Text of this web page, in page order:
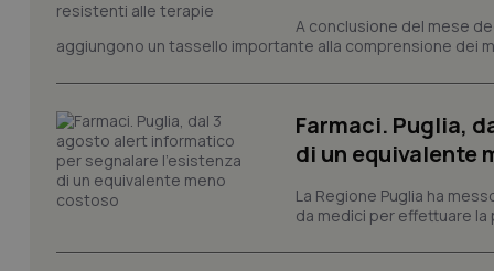
A conclusione del mese
aggiungono un tassello importante alla comprensione dei
Farmaci. Puglia,
di un equivalente
La Regione Puglia ha
da medici per effettuare la
tracking-sites-
tracking-sites-
session-id
_ga